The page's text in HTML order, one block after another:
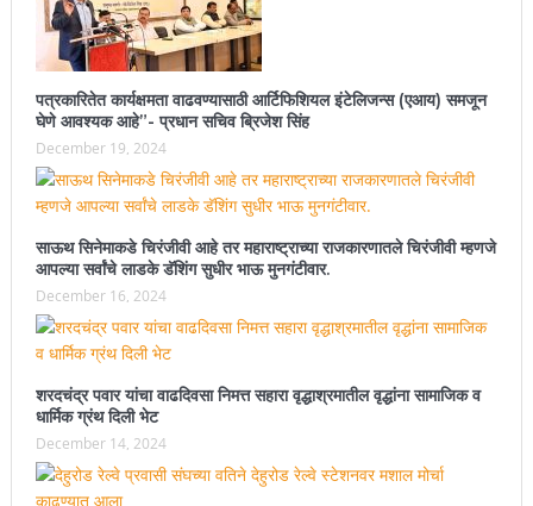
पत्रकारितेत कार्यक्षमता वाढवण्यासाठी आर्टिफिशियल इंटेलिजन्स (एआय) समजून
घेणे आवश्यक आहे”- प्रधान सचिव ब्रिजेश सिंह
December 19, 2024
साऊथ सिनेमाकडे चिरंजीवी आहे तर महाराष्ट्राच्या राजकारणातले चिरंजीवी म्हणजे
आपल्या सर्वांचे लाडके डॅशिंग सुधीर भाऊ मुनगंटीवार.
December 16, 2024
शरदचंद्र पवार यांचा वाढदिवसा निमत्त सहारा वृद्धाश्रमातील वृद्धांना सामाजिक व
धार्मिक ग्रंथ दिली भेट
December 14, 2024